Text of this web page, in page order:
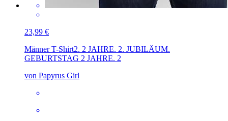
23,99 €
Männer T-Shirt2. 2 JAHRE. 2. JUBILÄUM.
GEBURTSTAG 2 JAHRE. 2
von Papyrus Girl